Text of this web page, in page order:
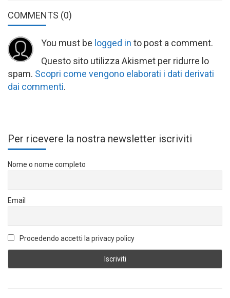
COMMENTS (0)
You must be logged in to post a comment.
Questo sito utilizza Akismet per ridurre lo
spam. Scopri come vengono elaborati i dati derivati
dai commenti.
Per ricevere la nostra newsletter iscriviti
Nome o nome completo
Email
Procedendo accetti la privacy policy